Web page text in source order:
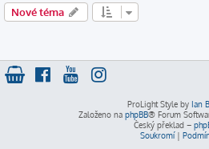
Nové téma
ProLight Style by Ian
Založeno na phpBB® Forum
Český překlad –
Soukromí|